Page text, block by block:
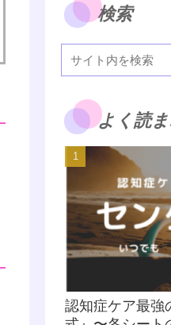
検索
よく読
認知症ケア最強